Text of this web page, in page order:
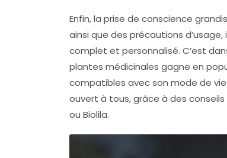
Enfin, la prise de conscience
ainsi que des précautions
complet et personnalisé. C’est
plantes médicinales gagne en
compatibles avec son mode de
ouvert à tous, grâce à des
ou Biolila.